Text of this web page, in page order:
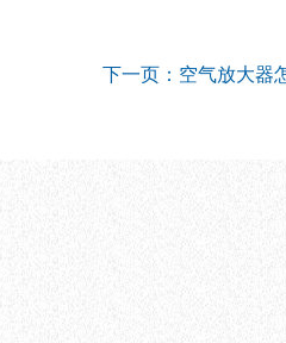
下一页：空气放大器